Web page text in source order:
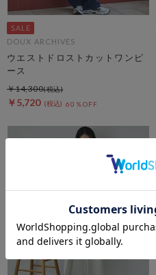
DOUX ARCHIVES
ウエストドロストカットワンピ
ース
￥5,720 60％OFF
￥14,300